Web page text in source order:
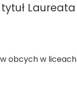
tytuł
obcych w